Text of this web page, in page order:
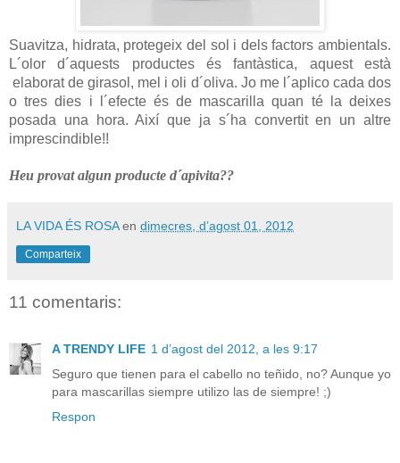
Suavitza, hidrata, protegeix del sol i dels factors ambientals.
L´olor d´aquests productes és fantàstica, aquest està
elaborat de girasol, mel i oli d´oliva. Jo me l´aplico cada dos
o tres dies i l´efecte és de mascarilla quan té la deixes
posada una hora. Així que ja s´ha convertit en un altre
imprescindible!!
Heu provat algun producte d´apivita??
LA VIDA ÉS ROSA en dimecres, d’agost 01, 2012
Comparteix
11 comentaris:
A TRENDY LIFE 1 d’agost del 2012, a les 9:17
Seguro que tienen para el cabello no teñido, no? Aunque yo
para mascarillas siempre utilizo las de siempre! ;)
Respon